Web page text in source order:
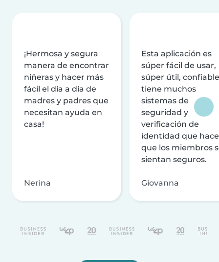
¡Hermosa y segura
manera de encontrar
niñeras y hacer más
fácil el día a día de
madres y padres que
necesitan ayuda en
casa!
Nerina
Esta aplicación es
súper fácil de usar,
súper útil,
tiene muchos
sistemas de
seguridad y
verificación de
identidad que
que los miembros
sientan seguros.
Giovanna